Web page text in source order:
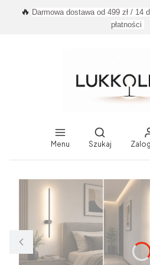
🔥 Darmowa dostawa od 499 zł / 14
płatności
Menu
Otwórz
Szukaj